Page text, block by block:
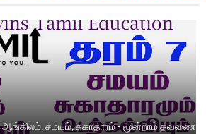
ஆங்கிலம், சமயம், சுகாதாரம் - மூன்றாம் தவணை